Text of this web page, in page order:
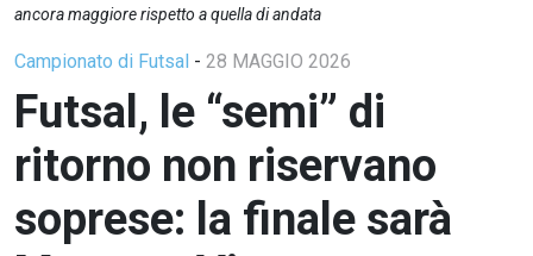
ancora maggiore rispetto a quella di andata
Campionato di Futsal - 28 MAGGIO 2026
Futsal, le “semi” di
ritorno non riservano
soprese: la finale sarà